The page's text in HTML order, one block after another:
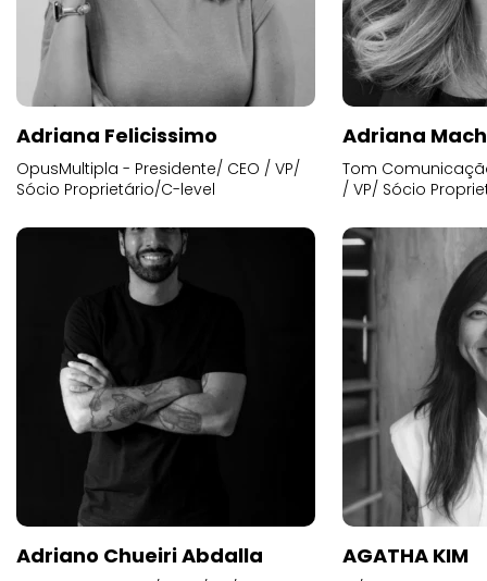
Adriana Felicissimo
OpusMultipla - Presidente/ CEO / VP/
Sócio Proprietário/C-level
Adriana
Tom
/ VP/ Sócio
Adriano Chueiri Abdalla AGATHA KIM